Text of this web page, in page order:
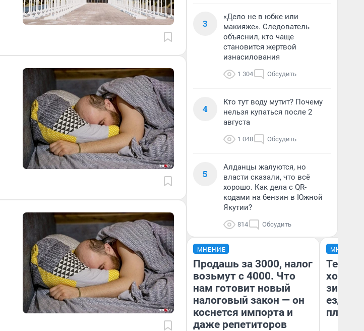
3
«Дело не в юбке или
макияже». Следователь
объяснил, кто чаще
становится жертвой
изнасилования
1 304 Обсудить
4
Кто тут воду мутит? Почему
нельзя купаться после 2
августа
1 048 Обсудить
5
Алданцы жалуются, но
власти сказали, что всё
хорошо. Как дела с QR-
кодами на бензин в Южной
Якутии?
814 Обсудить
МНЕНИЕ
Продашь за 3000, налог
возьмут с 4000. Что
нам готовит новый
налоговый закон — он
коснется импорта и
даже репетиторов
МНЕНИЕ
Тепло
зимой.
ездит
плюсы